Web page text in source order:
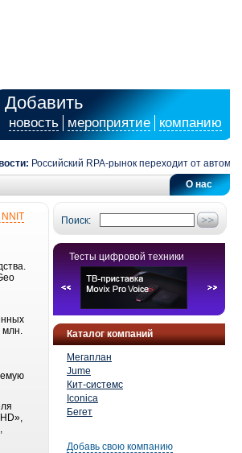
Добавить
новость мероприятие компанию
Российский RPA-рынок переходит от
О нас
Поиск:
Тесты цифровой техники
Каталог компаний
Мегаплан
Jume
Кит-системс
Iconica
Бегет
Добавь свою компанию
млн.